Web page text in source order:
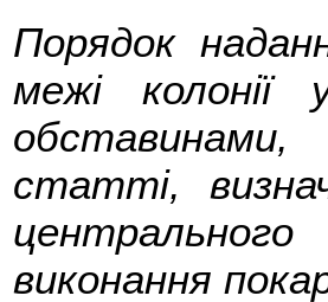
Порядок
межі
обставинами,
статті,
виконання